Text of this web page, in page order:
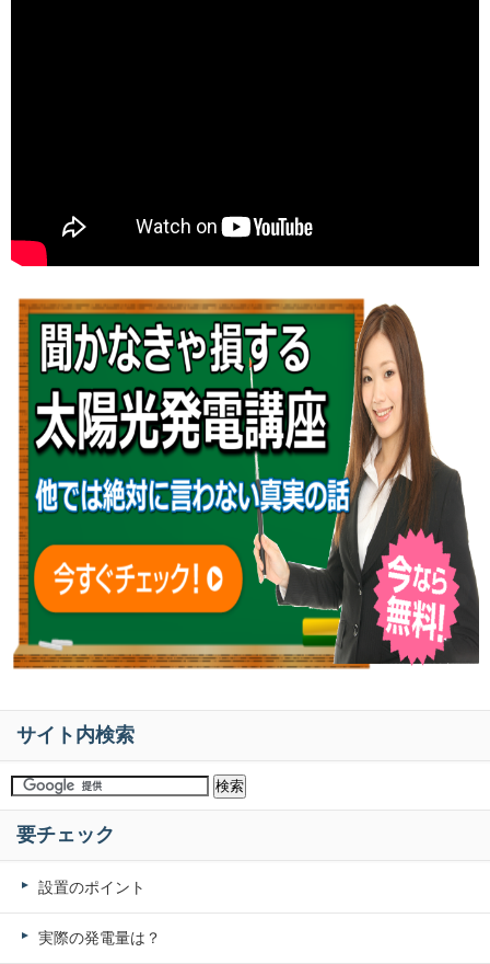
サイト内検索
要チェック
設置のポイント
実際の発電量は？